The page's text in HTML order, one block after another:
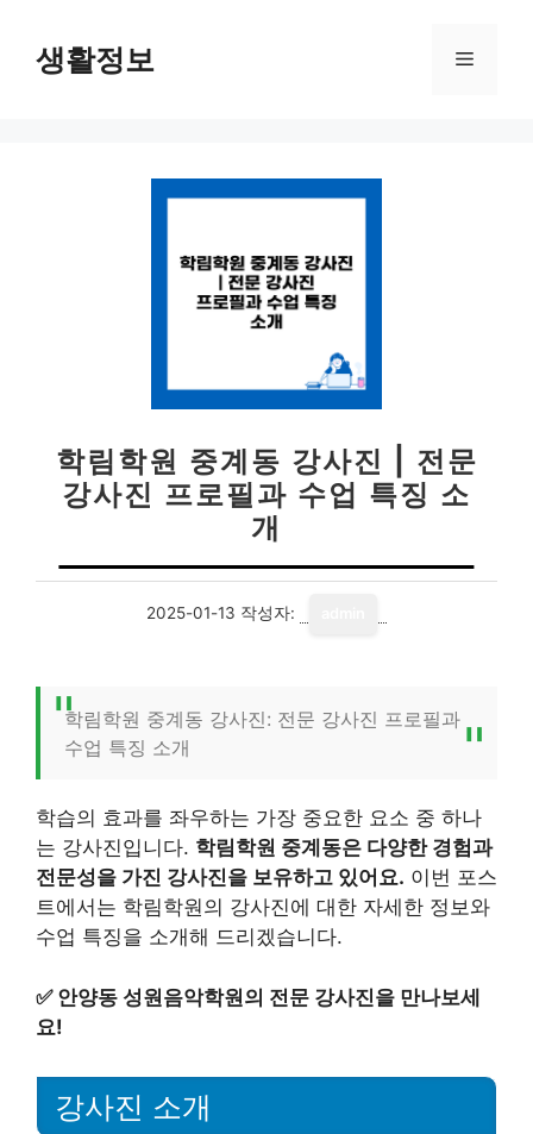
생활정보 메
학림학원 중계동 강사진 | 전문
강사진 프로필과 수업 특징 소
개
2025-01-13 작성자:
학림학원 중계동 강사진: 전문 강사진 프로필과
수업 특징 소개
학습의 효과를 좌우하는 가장 중요한 요소 중 하나
는 강사진입니다. 학림학원 중계동은 다양한 경험과
전문성을 가진 강사진을 보유하고 있어요. 이번 포스
트에서는 학림학원의 강사진에 대한 자세한 정보와
수업 특징을 소개해 드리겠습니다.
✅ 안양동 성원음악학원의 전문 강사진을 만나보세
요!
강사진 소개